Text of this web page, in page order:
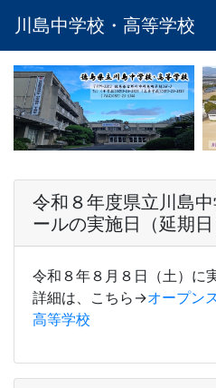
川島中学校・高等学校
令和８年度県立川島
ールの実施日（延期
令和８年８月８日（土）に
詳細は、こちら→オープン
高等学校